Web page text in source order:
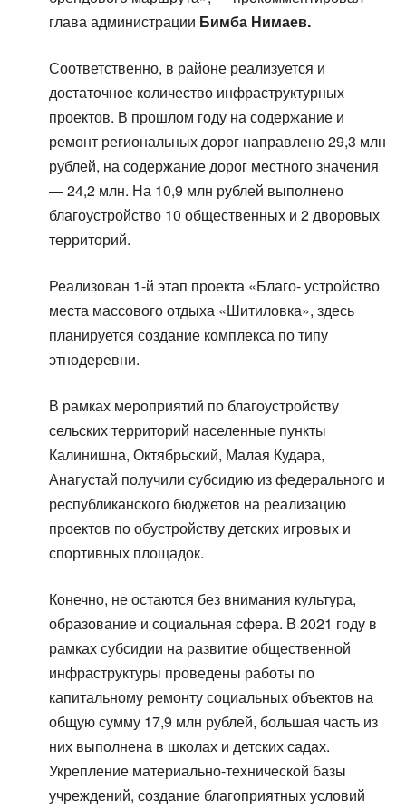
глава администрации Бимба Нимаев.
Соответственно, в районе реализуется и
достаточное количество инфраструктурных
проектов. В прошлом году на содержание и
ремонт региональных дорог направлено 29,3 млн
рублей, на содержание дорог местного значения
— 24,2 млн. На 10,9 млн рублей выполнено
благоустройство 10 общественных и 2 дворовых
территорий.
Реализован 1-й этап проекта «Благо- устройство
места массового отдыха «Шитиловка», здесь
планируется создание комплекса по типу
этнодеревни.
В рамках мероприятий по благоустройству
сельских территорий населенные пункты
Калинишна, Октябрьский, Малая Кудара,
Анагустай получили субсидию из федерального и
республиканского бюджетов на реализацию
проектов по обустройству детских игровых и
спортивных площадок.
Конечно, не остаются без внимания культура,
образование и социальная сфера. В 2021 году в
рамках субсидии на развитие общественной
инфраструктуры проведены работы по
капитальному ремонту социальных объектов на
общую сумму 17,9 млн рублей, большая часть из
них выполнена в школах и детских садах.
Укрепление материально-технической базы
учреждений, создание благоприятных условий